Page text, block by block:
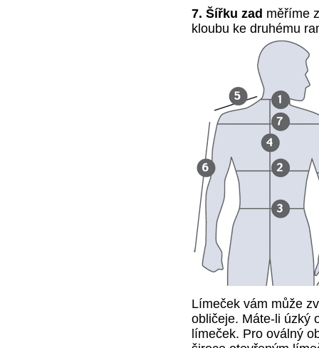
7. Šířku zad měříme
kloubu ke druhému
Límeček vám může
obličeje. Máte-li úzký
límeček. Pro oválný